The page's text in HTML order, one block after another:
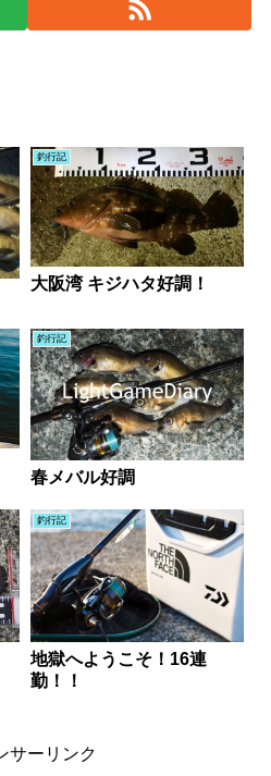
釣行記
大阪湾 キジハタ好調！
釣行記
春メバル好調
釣行記
地獄へようこそ！16連
勤！！
サーリンク